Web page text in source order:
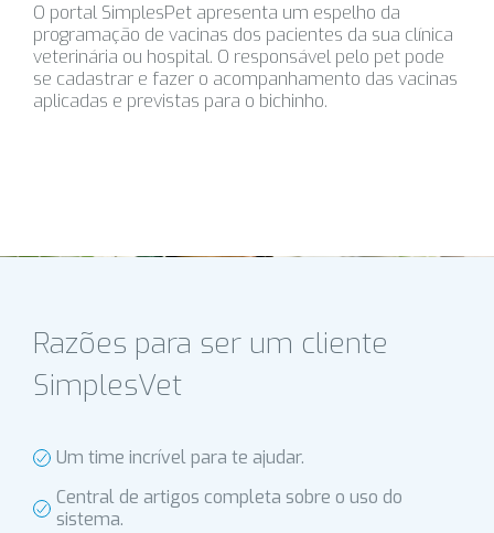
O portal SimplesPet apresenta um espelho da
programação de vacinas dos pacientes da sua clínica
veterinária ou hospital. O responsável pelo pet pode
se cadastrar e fazer o acompanhamento das vacinas
aplicadas e previstas para o bichinho.
Razões para ser um cliente
SimplesVet
Um time incrível para te ajudar.
Central de artigos completa sobre o uso do
sistema.